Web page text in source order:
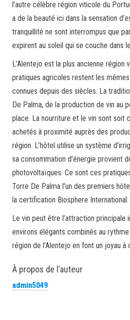
l’autre célèbre région viticole du
a de la beauté ici dans la sensation
tranquillité ne sont interrompus que
expirent au soleil qui se couche dans
L’Alentejo est la plus ancienne région
pratiques agricoles restent les
connues depuis des siècles. La
De Palma, de la production de vin au
place. La nourriture et le vin sont soit
achetés à proximité auprès des
région. L’hôtel utilise un système
sa consommation d’énergie provient
photovoltaïques. Ce sont ces
Torre De Palma l’un des premiers
la certification Biosphere International.
Le vin peut être l’attraction principale
environs élégants combinés au
région de l’Alentejo en font un joyau à
À propos de l’auteur
admin5049